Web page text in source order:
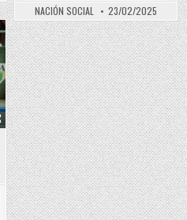
NACIÓN SOCIAL
23/02/2025